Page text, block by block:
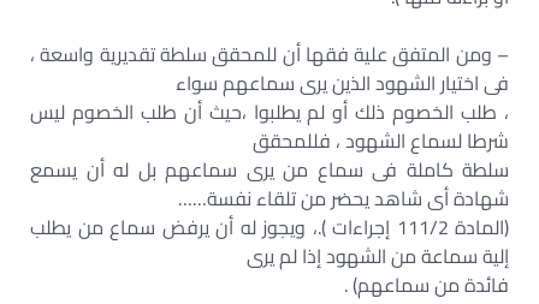
– ومن المتفق علية فقها أن للمحقق سلطة تقديرية واسعة ،
فى اختيار الشهود الذين يرى سماعهم سواء
، طلب الخصوم ذلك أو لم يطلبوا ،حيث أن طلب الخصوم ليس
شرطا لسماع الشهود ، فللمحقق
سلطة كاملة فى سماع من يرى سماعهم بل له أن يسمع
شهادة أى شاهد يحضر من تلقاء نفسة……
(المادة 111/2 إجراءات ).، ويجوز له أن يرفض سماع من يطلب
إلية سماعة من الشهود إذا لم يرى
فائدة من سماعهم) .